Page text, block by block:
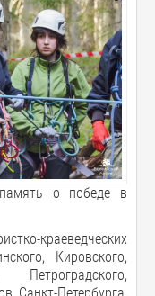
о победе в
краеведческих
Кировского,
Петроградского,